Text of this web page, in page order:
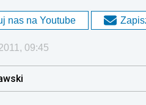
nas na Youtube
09:45